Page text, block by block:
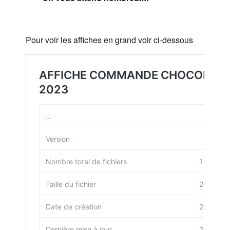
Pour voir les affiches en grand voir ci-dessous